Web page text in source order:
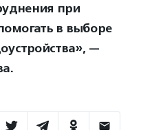
при
в выборе
—